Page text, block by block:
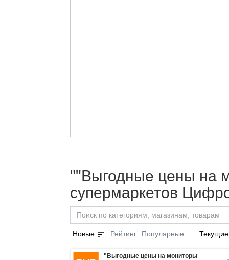
""Выгодные цены на
супермаркетов
Новые sort Рейтинг Популярные Текущие
"Выгодные цены на мониторы